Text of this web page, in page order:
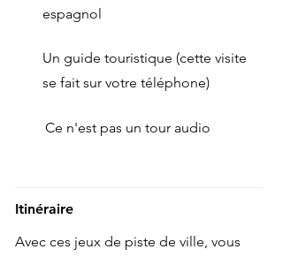
espagnol
Un guide touristique (cette visite
se fait sur votre téléphone)
Ce n'est pas un tour audio
Itinéraire
Avec ces jeux de piste de ville, vous